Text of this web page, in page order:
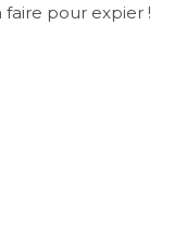
faire pour expier !